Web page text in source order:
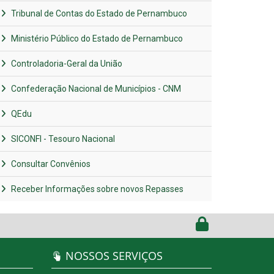
Tribunal de Contas do Estado de Pernambuco
Ministério Público do Estado de Pernambuco
Controladoria-Geral da União
Confederação Nacional de Municípios - CNM
QEdu
SICONFI - Tesouro Nacional
Consultar Convênios
Receber Informações sobre novos Repasses
NOSSOS SERVIÇOS